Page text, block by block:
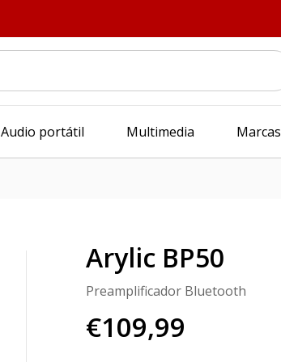
Audio portátil Multimedia Marcas
Arylic BP50
Preamplificador Bluetooth
€109,99